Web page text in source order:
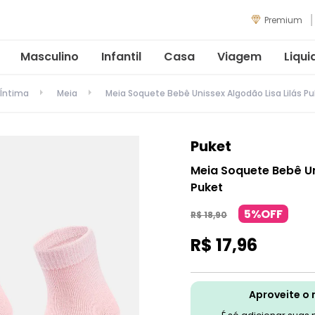
Premium
Masculino Infantil Casa Viagem
Meia Meia Soquete Bebê Unissex Algodão Lisa Lilás
Puket
Meia Soquete Bebê
Puket
R$18,90 5%OFF
R$ 17,96
Aproveite o